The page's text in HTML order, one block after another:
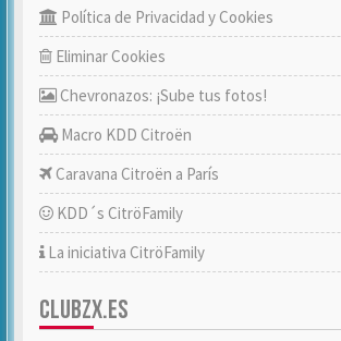
Política de Privacidad y Cookies
Eliminar Cookies
Chevronazos: ¡Sube tus fotos!
Macro KDD Citroën
Caravana Citroën a París
KDD´s CitröFamily
La iniciativa CitröFamily
CLUBZX.ES